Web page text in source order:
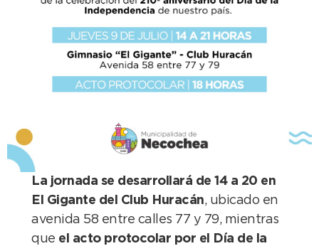
La jornada se desarrollará de 14 a 20 en
El Gigante del Club Huracán, ubicado en
avenida 58 entre calles 77 y 79, mientras
que el acto protocolar por el Día de la